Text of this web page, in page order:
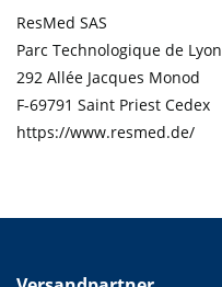
ResMed SAS
Parc Technologique de Lyon
292 Allée Jacques Monod
F-69791 Saint Priest Cedex
https://www.resmed.de/